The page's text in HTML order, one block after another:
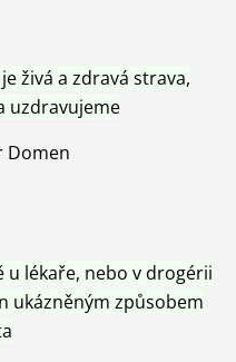
živá a zdravá strava,
uzdravujeme
Domen
u lékaře, nebo v drogérii
ukázněným způsobem